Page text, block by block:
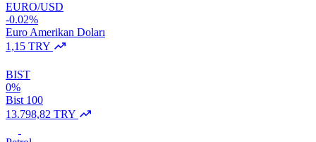
EURO/USD
-0.02%
Euro Amerikan Doları
1,15 TRY
BIST
0%
Bist 100
13.798,82 TRY